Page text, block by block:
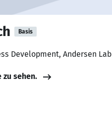
Basis
Development, Andersen Lab
zu sehen.